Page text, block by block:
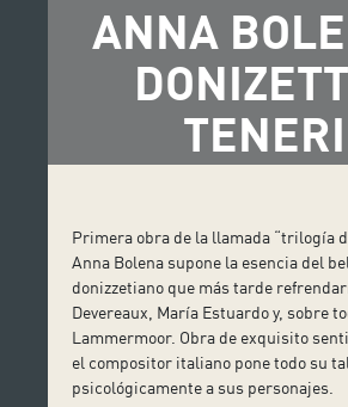
ANNA
Primera obra de la llamada “trilogía
Anna Bolena supone la esencia del
donizzetiano que más tarde
Devereaux, María Estuardo y, sobre
Lammermoor. Obra de exquisito
el compositor italiano pone todo su
psicológicamente a sus personajes.